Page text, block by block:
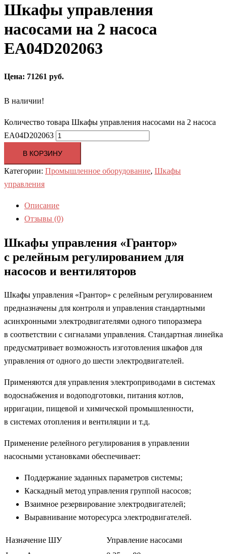
Шкафы управления
насосами на 2 насоса
EA04D202063
Цена: 71261 руб.
В наличии!
Количество товара Шкафы управления насосами на 2 насоса
EA04D202063
В КОРЗИНУ
Категории: Промышленное оборудование, Шкафы
управления
Описание
Отзывы (0)
Шкафы управления «Грантор»
с релейным регулированием для
насосов и вентиляторов
Шкафы управления «Грантор» с релейным регулированием
предназначены для контроля и управления стандартными
асинхронными электродвигателями одного типоразмера
в соответствии с сигналами управления. Стандартная линейка
предусматривает возможность изготовления шкафов для
управления от одного до шести электродвигателей.
Применяются для управления электроприводами в системах
водоснабжения и водоподготовки, питания котлов,
ирригации, пищевой и химической промышленности,
в системах отопления и вентиляции и т.д.
Применение релейного регулирования в управлении
насосными установками обеспечивает:
Поддержание заданных параметров системы;
Каскадный метод управления группой насосов;
Взаимное резервирование электродвигателей;
Выравнивание моторесурса электродвигателей.
Назначение ШУ
Управление насосами